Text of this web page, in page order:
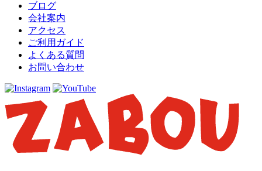
ブログ
会社案内
アクセス
ご利用ガイド
よくある質問
お問い合わせ